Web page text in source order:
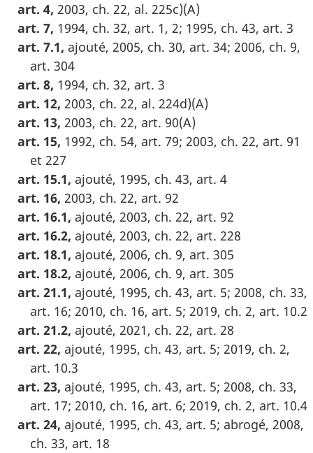
art. 4,2003, ch. 22, al. 225c)(A)
art. 7, 1994, ch. 32, art. 1, 2; 1995, ch. 43, art. 3
art. 7.1, ajouté, 2005, ch. 30, art. 34; 2006, ch. 9,
art. 304
art. 8, 1994, ch. 32, art. 3
art. 12,2003, ch. 22, al. 224d)(A)
art. 13,2003, ch. 22, art. 90(A)
art. 15, 1992, ch. 54, art. 79; 2003, ch. 22, art. 91
et 227
art. 15.1, ajouté, 1995, ch. 43, art. 4
art. 16,2003, ch. 22, art. 92
art. 16.1, ajouté, 2003, ch. 22, art. 92
art. 16.2, ajouté, 2003, ch. 22, art. 228
art. 18.1, ajouté, 2006, ch. 9, art. 305
art. 18.2, ajouté, 2006, ch. 9, art. 305
art. 21.1, ajouté, 1995, ch. 43, art. 5; 2008, ch. 33,
art. 16; 2010, ch. 16, art. 5; 2019, ch. 2, art. 10.2
art. 21.2, ajouté, 2021, ch. 22, art. 28
art. 22, ajouté, 1995, ch. 43, art. 5; 2019, ch. 2,
art. 10.3
art. 23, ajouté, 1995, ch. 43, art. 5; 2008, ch. 33,
art. 17; 2010, ch. 16, art. 6; 2019, ch. 2, art. 10.4
art. 24, ajouté, 1995, ch. 43, art. 5; abrogé, 2008,
ch. 33, art. 18